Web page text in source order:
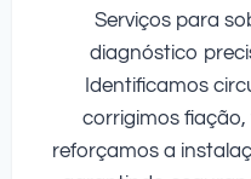
Serviços para
diagnóstico
Identificamos
corrigimos
reforçamos a